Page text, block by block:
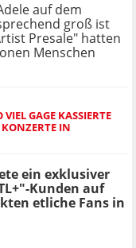
auf dem
groß ist
Presale" hatten
Menschen
GAGE KASSIERTE
KONZERTE IN
ein exklusiver
Kunden auf
etliche Fans in